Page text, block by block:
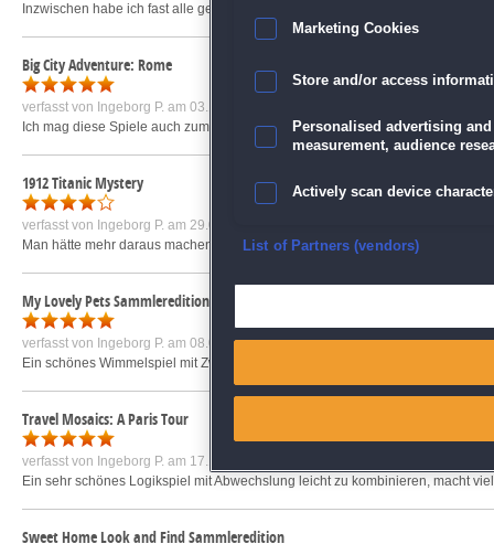
Inzwischen habe ich fast alle gespielt, macht Spaß.
Big City Adventure: Rome
verfasst von Ingeborg P. am 03.10.2018 um 16:16
Ich mag diese Spiele auch zum Abschalten und ein bisschen Wissen über die
1912 Titanic Mystery
verfasst von Ingeborg P. am 29.03.2020 um 07:28
Man hätte mehr daraus machen können. mehr »
My Lovely Pets Sammleredition
verfasst von Ingeborg P. am 08.03.2023 um 03:10
Ein schönes Wimmelspiel mit Zwischenspielen und süßen Tieren.
Travel Mosaics: A Paris Tour
verfasst von Ingeborg P. am 17.11.2018 um 16:22
Ein sehr schönes Logikspiel mit Abwechslung leicht zu kombinieren, macht
Sweet Home Look and Find Sammleredition
Marketing Cookies
Store and/or access
Personalised advertising
measurement, audience
Actively scan device
Ensure security, prevent
Save and communicate
List of Partners (vendors)